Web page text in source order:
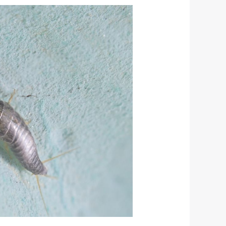
طرق
للقضاء
علي
السمك
الفضية